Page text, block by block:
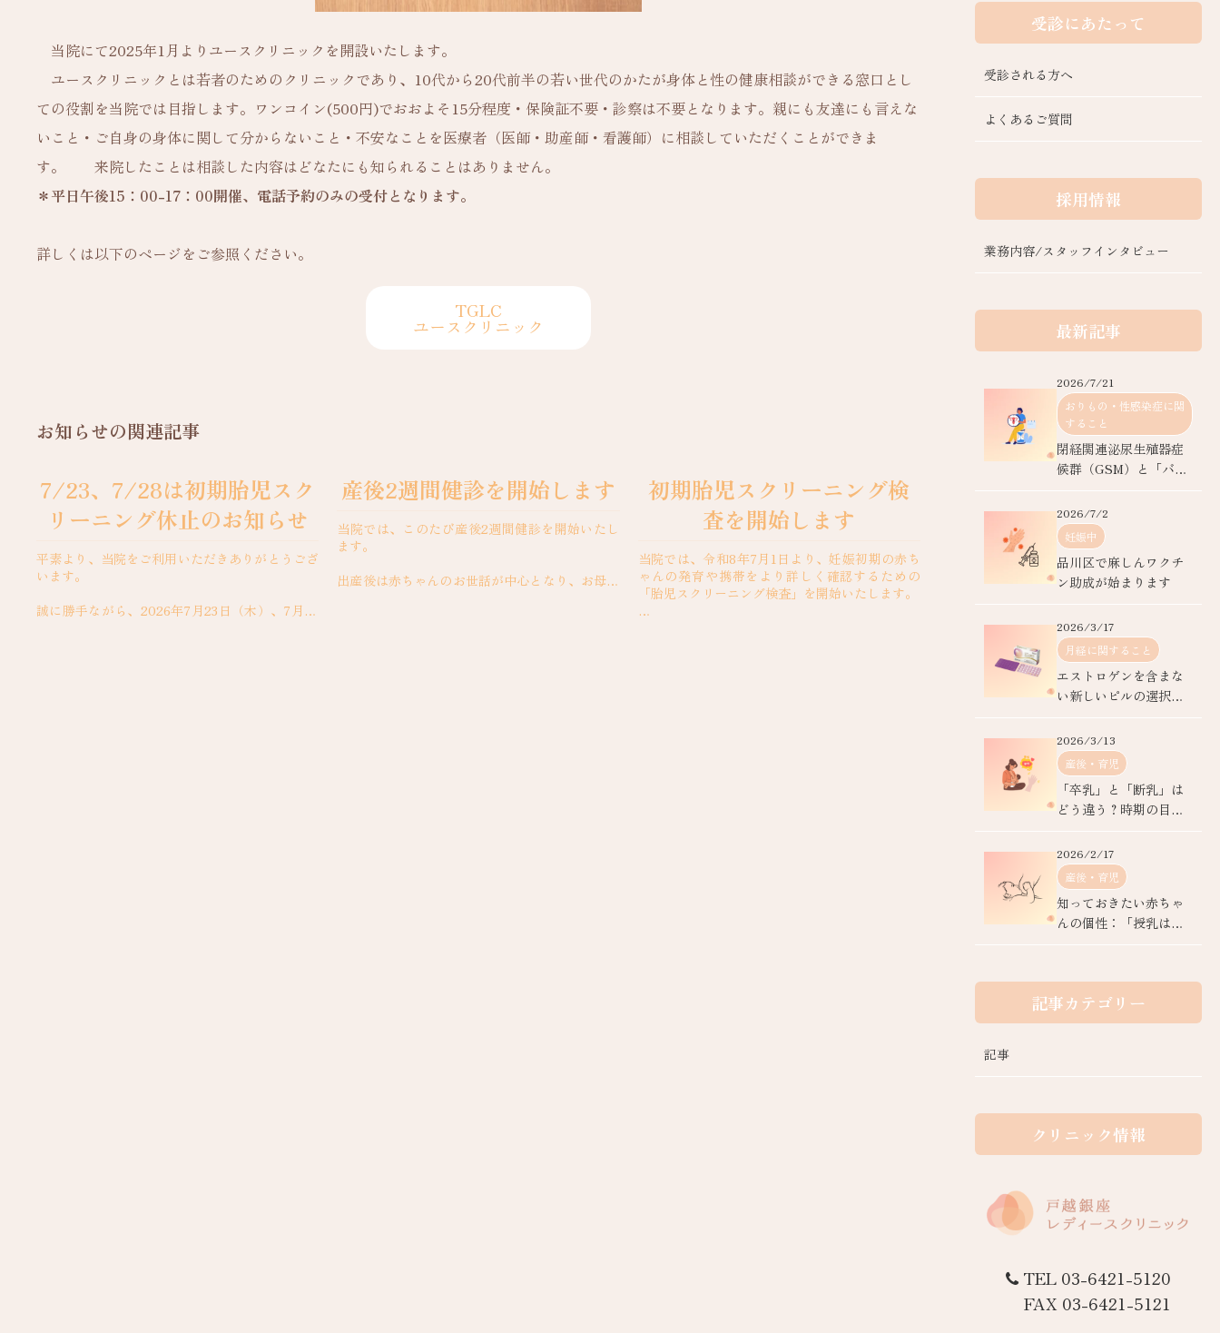
当院にて2025年1月よりユースクリニックを開設いたします。
ユースクリニックとは若者のためのクリニックであり、10代から20代前半の若い世代のかたが身体と性の健康相談ができる窓口とし
ての役割を当院では目指します。ワンコイン(500円)でおおよそ15分程度・保険証不要・診察は不要となります。親にも友達にも言えな
いこと・ご自身の身体に関して分からないこと・不安なことを医療者（医師・助産師・看護師）に相談していただくことができま
す。 来院したことは相談した内容はどなたにも知られることはありません。
＊平日午後15：00-17：00開催、電話予約のみの受付となります。
詳しくは以下のページをご参照ください。
TGLC
ユースクリニック
お知らせの関連記事
7/23、7/28は初期胎児スク
リーニング休止のお知らせ
平素より、当院をご利用いただきありがとうござ
います。
誠に勝手ながら、2026年7月23日（木）、7月28
産後2週間健診を開始します
当院では、このたび産後2週間健診を開始いたし
ます。
出産後は赤ちゃんのお世話が中心となり、お母さ
初期胎児スクリーニング検
査を開始します
当院では、令和8年7月1日より、妊娠初期の赤ち
ゃんの発育や携帯をより詳しく確認するための
「胎児スクリーニング検査」を開始いたします。
受診にあたって
受診される方へ
よくあるご質問
採用情報
業務内容/スタッフインタビュー
最新記事
2026/7/21
おりもの・性感染症に関
すること
閉経関連泌尿生殖器症
候群（GSM）と「バス
ケア
2026/7/2
妊娠中
品川区で麻しんワクチ
ン助成が始まります
2026/3/17
月経に関すること
エストロゲンを含まな
い新しいピルの選択
2026/3/13
産後・育児
「卒乳」と「断乳」は
どう違う？時期の目安
2026/2/17
産後・育児
知っておきたい赤ちゃ
んの個性：「授乳はオ
記事カテゴリー
記事
クリニック情報
TEL 03-6421-5120
FAX 03-6421-5121